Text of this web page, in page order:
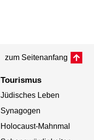
zum Seitenanfang
Tourismus
Jüdisches Leben
Synagogen
Holocaust-Mahnmal